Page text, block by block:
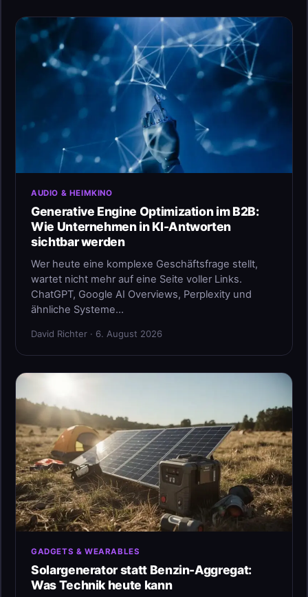
AUDIO & HEIMKINO
Generative Engine Optimization im B2B:
Wie Unternehmen in KI-Antworten
sichtbar werden
Wer heute eine komplexe Geschäftsfrage stellt,
wartet nicht mehr auf eine Seite voller Links.
ChatGPT, Google AI Overviews, Perplexity und
ähnliche Systeme…
David Richter · 6. August 2026
GADGETS & WEARABLES
Solargenerator statt Benzin-Aggregat:
Was Technik heute kann